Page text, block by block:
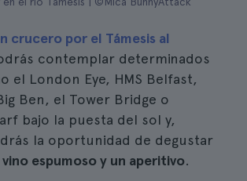
crucero por el Támesis al
contemplar determinados
el London Eye, HMS Belfast,
Ben, el Tower Bridge o
bajo la puesta del sol y,
la oportunidad de degustar
espumoso y un aperitivo.